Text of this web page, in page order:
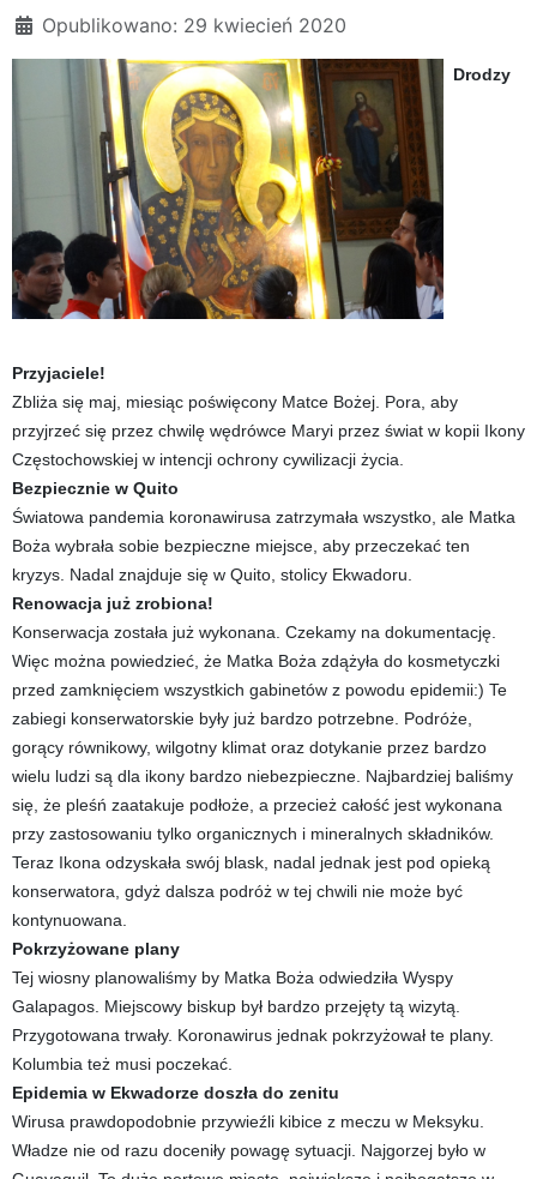
Opublikowano: 29 kwiecień 2020
Drodzy
Przyjaciele!
Zbliża się maj, miesiąc poświęcony Matce Bożej. Pora, aby
przyjrzeć się przez chwilę wędrówce Maryi przez świat w kopii Ikony
Częstochowskiej w intencji ochrony cywilizacji życia.
Bezpiecznie w Quito
Światowa pandemia koronawirusa zatrzymała wszystko, ale Matka
Boża wybrała sobie bezpieczne miejsce, aby przeczekać ten
kryzys. Nadal znajduje się w Quito, stolicy Ekwadoru.
Renowacja już zrobiona!
Konserwacja została już wykonana. Czekamy na dokumentację.
Więc można powiedzieć, że Matka Boża zdążyła do kosmetyczki
przed zamknięciem wszystkich gabinetów z powodu epidemii:) Te
zabiegi konserwatorskie były już bardzo potrzebne. Podróże,
gorący równikowy, wilgotny klimat oraz dotykanie przez bardzo
wielu ludzi są dla ikony bardzo niebezpieczne. Najbardziej baliśmy
się, że pleśń zaatakuje podłoże, a przecież całość jest wykonana
przy zastosowaniu tylko organicznych i mineralnych składników.
Teraz Ikona odzyskała swój blask, nadal jednak jest pod opieką
konserwatora, gdyż dalsza podróż w tej chwili nie może być
kontynuowana.
Pokrzyżowane plany
Tej wiosny planowaliśmy by Matka Boża odwiedziła Wyspy
Galapagos. Miejscowy biskup był bardzo przejęty tą wizytą.
Przygotowana trwały. Koronawirus jednak pokrzyżował te plany.
Kolumbia też musi poczekać.
Epidemia w Ekwadorze doszła do zenitu
Wirusa prawdopodobnie przywieźli kibice z meczu w Meksyku.
Władze nie od razu doceniły powagę sytuacji. Najgorzej było w